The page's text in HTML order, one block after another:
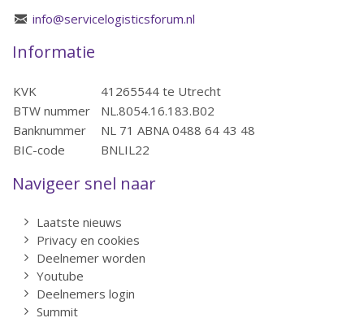
info@servicelogisticsforum.nl
Informatie
KVK
41265544 te Utrecht
BTW nummer
NL.8054.16.183.B02
Banknummer
NL 71 ABNA 0488 64 43 48
BIC-code
BNLIL22
Navigeer snel naar
Laatste nieuws
Privacy en cookies
Deelnemer worden
Youtube
Deelnemers login
Summit